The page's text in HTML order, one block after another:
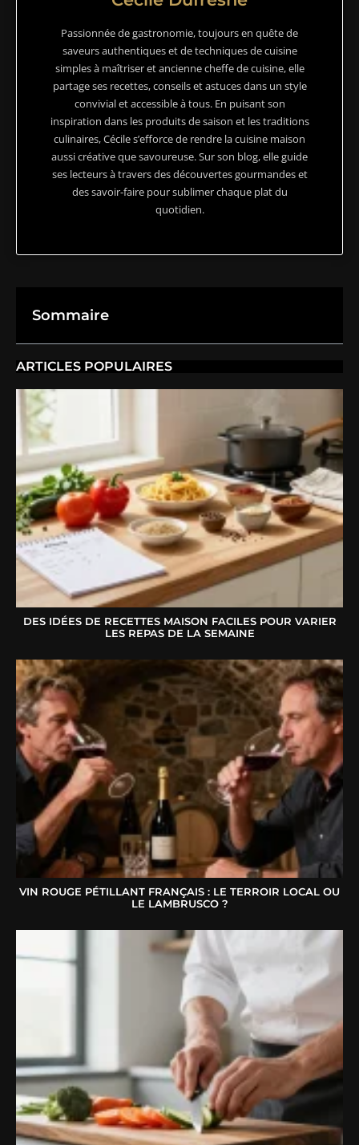
Passionnée de gastronomie, toujours en quête de
saveurs authentiques et de techniques de cuisine
simples à maîtriser et ancienne cheffe de cuisine, elle
partage ses recettes, conseils et astuces dans un style
convivial et accessible à tous. En puisant son
inspiration dans les produits de saison et les traditions
culinaires, Cécile s’efforce de rendre la cuisine maison
aussi créative que savoureuse. Sur son blog, elle guide
ses lecteurs à travers des découvertes gourmandes et
des savoir-faire pour sublimer chaque plat du
quotidien.
Sommaire
ARTICLES POPULAIRES
DES IDÉES DE RECETTES MAISON FACILES POUR VARIER
LES REPAS DE LA SEMAINE
VIN ROUGE PÉTILLANT FRANÇAIS : LE TERROIR LOCAL OU
LE LAMBRUSCO ?